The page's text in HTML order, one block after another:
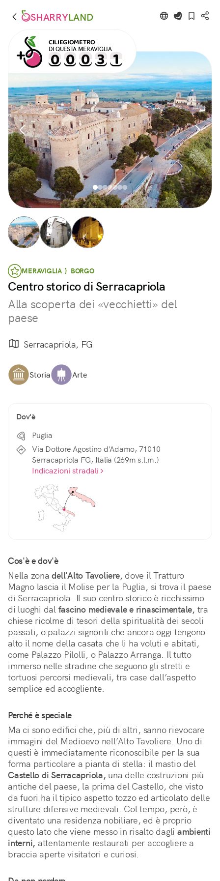
SHARRYLAND
CILIEGIOMETRO
DI QUESTA MERAVIGLIA
MERAVIGLIA } BORGO
Centro storico di Serracapriola
Alla scoperta dei «vecchietti» del
paese
Serracapriola, FG
Storia Arte
Dov'è
Puglia
Via Dottore Agostino d'Adamo, 71010
Serracapriola FG, Italia (269m s.l.m.)
Indicazioni stradali
Cos'è e dov'è
Nella zona dell'Alto Tavoliere, dove il Tratturo
Magno lascia il Molise per la Puglia, si trova il paese
di Serracapriola. Il suo centro storico è ricchissimo
di luoghi dal fascino medievale e rinascimentale, tra
chiese ricolme di tesori della spiritualità dei secoli
passati, o palazzi signorili che ancora oggi tengono
alto il nome della casata che li ha voluti e abitati,
come Palazzo Pilolli, o Palazzo Arranga. Il tutto
immerso nelle stradine che seguono gli stretti e
tortuosi percorsi medievali, tra case dall’aspetto
semplice ed accogliente.
Perché è speciale
Ma ci sono edifici che, più di altri, sanno rievocare
immagini del Medioevo nell’Alto Tavoliere. Uno di
questi è immediatamente riconoscibile per la sua
forma particolare a pianta di stella: il mastio del
Castello di Serracapriola, una delle costruzioni più
antiche del paese, la prima del Castello, che visto
da fuori ha il tipico aspetto tozzo ed articolato delle
strutture difensive medievali. Col tempo, però, è
diventato una residenza nobiliare, ed è proprio
questo lato che viene messo in risalto dagli ambienti
interni, attentamente restaurati per accogliere a
braccia aperte visitatori e curiosi.